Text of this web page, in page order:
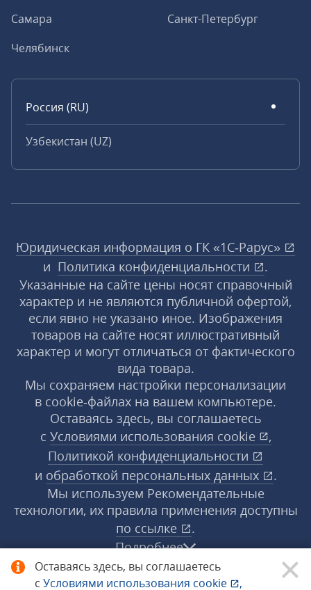
Оставаясь здесь, вы соглашаетесь
с Условиями использования cookie ,
Самара
Санкт-Петербург
Челябинск
Россия (RU)
Узбекистан (UZ)
Юридическая информация о ГК «1С‑Рарус»
и Политика конфиденциальности
.
Указанные на сайте цены носят справочный
характер и не являются публичной офертой,
если явно не указано иное. Изображения
товаров на сайте носят иллюстративный
характер и могут отличаться от фактического
вида товара.
Мы сохраняем настройки персонализации
в cookie‑файлах на вашем компьютере.
Оставаясь здесь, вы соглашаетесь
с Условиями использования cookie
,
Политикой конфиденциальности
и обработкой персональных данных
.
Мы используем Рекомендательные
технологии, их правила применения доступны
по ссылке
.
Подробнее